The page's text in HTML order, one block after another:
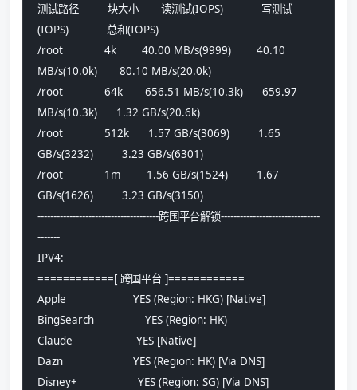
测试路径         块大小       读测试(IOPS)            写测试
(IOPS)            总和(IOPS)
/root             4k        40.00 MB/s(9999)        40.10
MB/s(10.0k)       80.10 MB/s(20.0k)
/root             64k       656.51 MB/s(10.3k)      659.97
MB/s(10.3k)      1.32 GB/s(20.6k)
/root             512k      1.57 GB/s(3069)         1.65
GB/s(3232)         3.23 GB/s(6301)
/root             1m        1.56 GB/s(1524)         1.67
GB/s(1626)         3.23 GB/s(3150)
--------------------------------------跨国平台解锁-------------------------------
-------
IPV4:
============[ 跨国平台 ]============
Apple                     YES (Region: HKG) [Native]
BingSearch                YES (Region: HK)
Claude                    YES [Native]
Dazn                      YES (Region: HK) [Via DNS]
Disney+                   YES (Region: SG) [Via DNS]